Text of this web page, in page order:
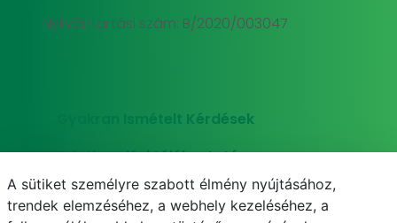
Nyilvántartási szám: B/2020/003047
Gyakran Ismételt Kérdések
Adatkezelési tájékoztató
Süti (cookie) tájékoztató
A sütiket személyre szabott élmény nyújtásához,
trendek elemzéséhez, a webhely kezeléséhez, a